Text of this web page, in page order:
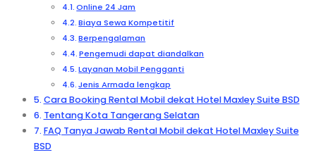
Online 24 Jam
Biaya Sewa Kompetitif
Berpengalaman
Pengemudi dapat diandalkan
Layanan Mobil Pengganti
Jenis Armada lengkap
Cara Booking Rental Mobil dekat Hotel Maxley Suite BSD
Tentang Kota Tangerang Selatan
FAQ Tanya Jawab Rental Mobil dekat Hotel Maxley Suite
BSD